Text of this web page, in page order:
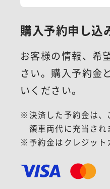
購入予約申し込
お客様の情報、希
さい。 購入予約金
いください。
決済した予約金は
額車両代に充当され
予約金はクレジッ